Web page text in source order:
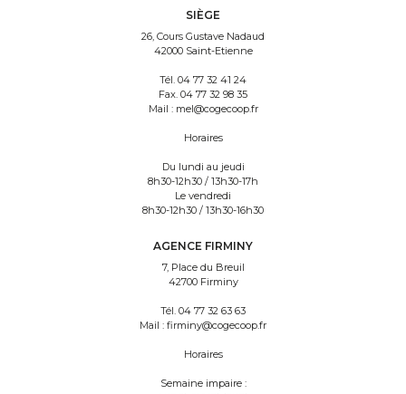
SIÈGE
26, Cours Gustave Nadaud
42000 Saint-Etienne
Tél. 04 77 32 41 24
Fax. 04 77 32 98 35
Mail : mel@cogecoop.fr
Horaires
Du lundi au jeudi
8h30-12h30 / 13h30-17h
Le vendredi
8h30-12h30 / 13h30-16h30
AGENCE FIRMINY
7, Place du Breuil
42700 Firminy
Tél. 04 77 32 63 63
Mail : firminy@cogecoop.fr
Horaires
Semaine impaire :